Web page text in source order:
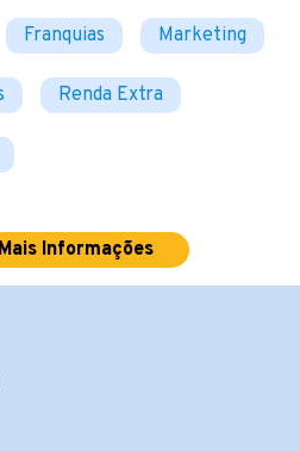
Franquias Marketing
Renda Extra
Informações